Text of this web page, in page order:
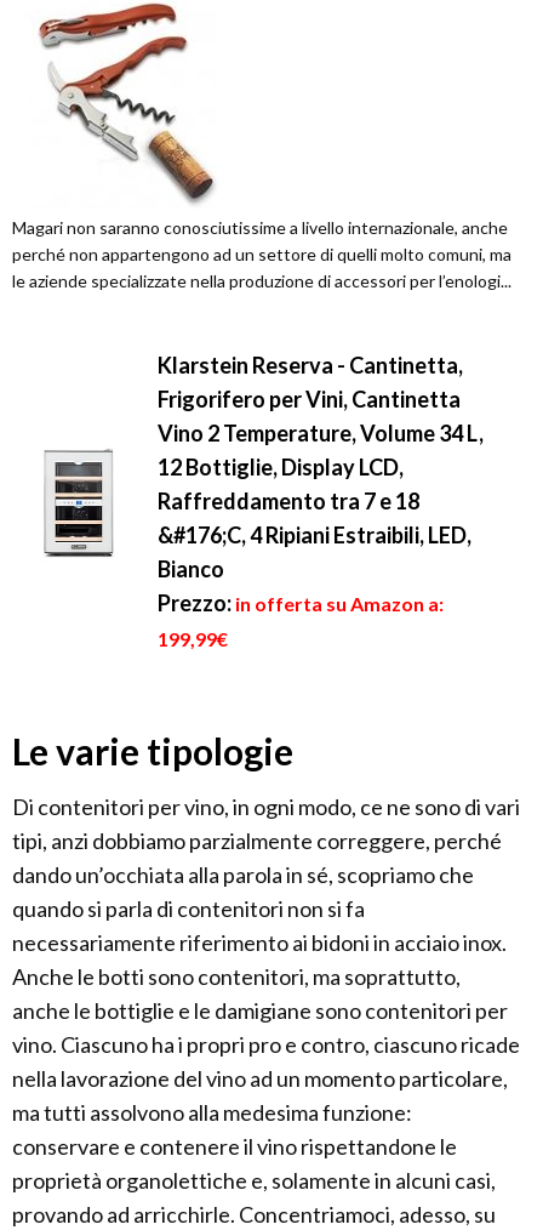
Magari non saranno conosciutissime a livello internazionale, anche
perché non appartengono ad un settore di quelli molto comuni, ma
le aziende specializzate nella produzione di accessori per l’enologi...
Klarstein Reserva - Cantinetta,
Frigorifero per Vini, Cantinetta
Vino 2 Temperature, Volume 34 L,
12 Bottiglie, Display LCD,
Raffreddamento tra 7 e 18
&#176;C, 4 Ripiani Estraibili, LED,
Bianco
Prezzo: in offerta su Amazon a:
199,99€
Le varie tipologie
Di contenitori per vino, in ogni modo, ce ne sono di vari
tipi, anzi dobbiamo parzialmente correggere, perché
dando un’occhiata alla parola in sé, scopriamo che
quando si parla di contenitori non si fa
necessariamente riferimento ai bidoni in acciaio inox.
Anche le botti sono contenitori, ma soprattutto,
anche le bottiglie e le damigiane sono contenitori per
vino. Ciascuno ha i propri pro e contro, ciascuno ricade
nella lavorazione del vino ad un momento particolare,
ma tutti assolvono alla medesima funzione:
conservare e contenere il vino rispettandone le
proprietà organolettiche e, solamente in alcuni casi,
provando ad arricchirle. Concentriamoci, adesso, su